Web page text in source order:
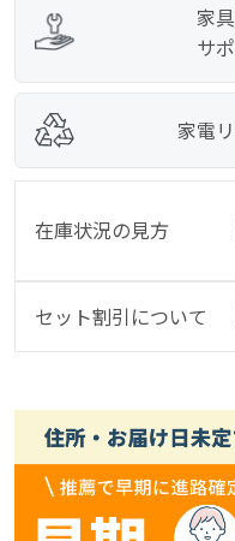
家
サ
家電
在庫状況の見方
セット割引について